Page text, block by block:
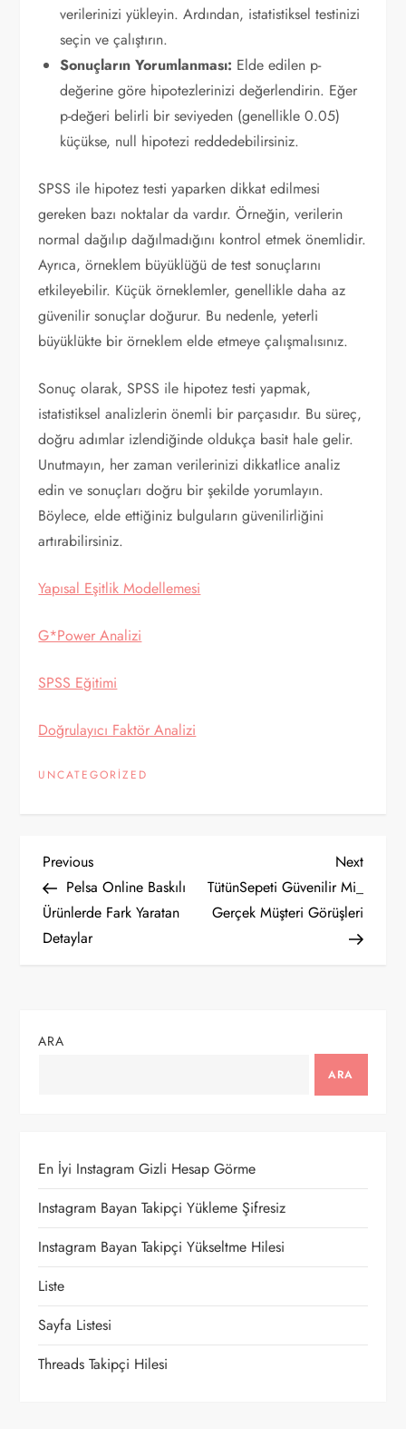
verilerinizi yükleyin. Ardından, istatistiksel testinizi
seçin ve çalıştırın.
Sonuçların Yorumlanması: Elde edilen p-
değerine göre hipotezlerinizi değerlendirin. Eğer
p-değeri belirli bir seviyeden (genellikle 0.05)
küçükse, null hipotezi reddedebilirsiniz.
SPSS ile hipotez testi yaparken dikkat edilmesi
gereken bazı noktalar da vardır. Örneğin, verilerin
normal dağılıp dağılmadığını kontrol etmek önemlidir.
Ayrıca, örneklem büyüklüğü de test sonuçlarını
etkileyebilir. Küçük örneklemler, genellikle daha az
güvenilir sonuçlar doğurur. Bu nedenle, yeterli
büyüklükte bir örneklem elde etmeye çalışmalısınız.
Sonuç olarak, SPSS ile hipotez testi yapmak,
istatistiksel analizlerin önemli bir parçasıdır. Bu süreç,
doğru adımlar izlendiğinde oldukça basit hale gelir.
Unutmayın, her zaman verilerinizi dikkatlice analiz
edin ve sonuçları doğru bir şekilde yorumlayın.
Böylece, elde ettiğiniz bulguların güvenilirliğini
artırabilirsiniz.
Yapısal Eşitlik Modellemesi
G*Power Analizi
SPSS Eğitimi
Doğrulayıcı Faktör Analizi
UNCATEGORIZED
Y
a
z
g
i
n
m
e
s
i
Previous
Post
Previous
Pelsa Online Baskılı
Ürünlerde Fark Yaratan
Detaylar
Next
Next
TütünSepeti Güvenilir Mi_
Gerçek Müşteri Görüşleri
ARA
ARA
En İyi Instagram Gizli Hesap Görme
Instagram Bayan Takipçi Yükleme Şifresiz
Instagram Bayan Takipçi Yükseltme Hilesi
Liste
Sayfa Listesi
Threads Takipçi Hilesi